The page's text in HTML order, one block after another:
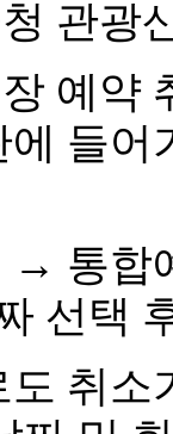
관광
예약
들
→ 통
선택
취소